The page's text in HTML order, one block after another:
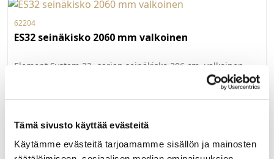
Tämä sivusto käyttää evästeitä
Käytämme evästeitä tarjoamamme sisällön ja mainosten
62204
ES32 seinäkisko 2060 mm valkoinen
Element System 32 -sarjan seinäkisko 206 cm, valkoinen.
60116